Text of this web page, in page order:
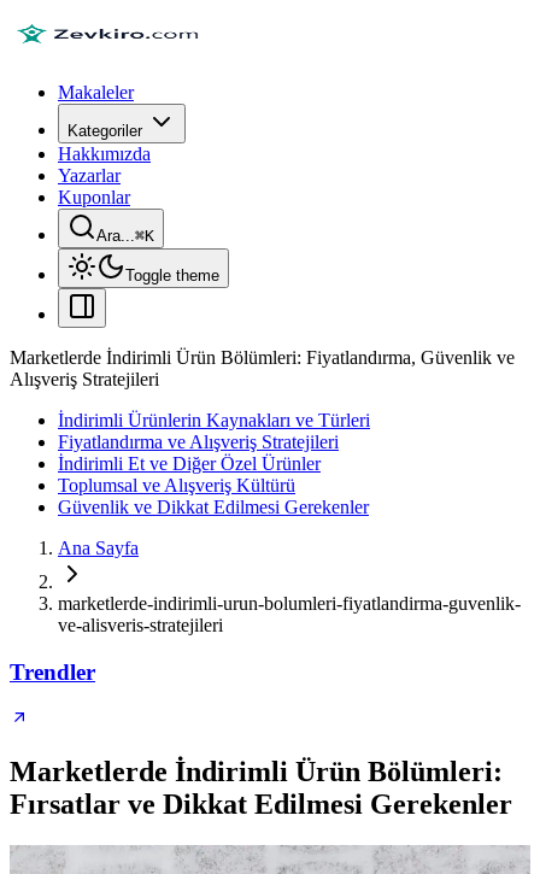
Makaleler
Kategoriler
Hakkımızda
Yazarlar
Kuponlar
Ara...⌘K
Toggle theme
Marketlerde İndirimli Ürün Bölümleri: Fiyatlandırma, Güvenlik ve
Alışveriş Stratejileri
İndirimli Ürünlerin Kaynakları ve Türleri
Fiyatlandırma ve Alışveriş Stratejileri
İndirimli Et ve Diğer Özel Ürünler
Toplumsal ve Alışveriş Kültürü
Güvenlik ve Dikkat Edilmesi Gerekenler
Ana Sayfa
marketlerde-indirimli-urun-bolumleri-fiyatlandirma-guvenlik-
ve-alisveris-stratejileri
Trendler
Marketlerde İndirimli Ürün Bölümleri:
Fırsatlar ve Dikkat Edilmesi Gerekenler